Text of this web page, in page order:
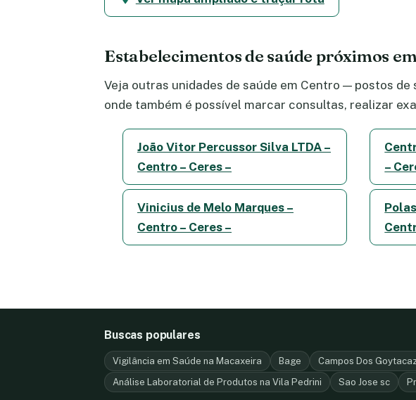
Estabelecimentos de saúde próximos
Veja outras unidades de saúde em Centro — postos
onde também é possível marcar consultas, realizar
João Vitor Percussor Silva LTDA –
Centro – Ceres –
–
Vinicius de Melo Marques –
Centro – Ceres –
Buscas populares
Vigilância em Saúde na Macaxeira Bage Campos Dos
Análise Laboratorial de Produtos na Vila Pedrini
Sao Jose sc